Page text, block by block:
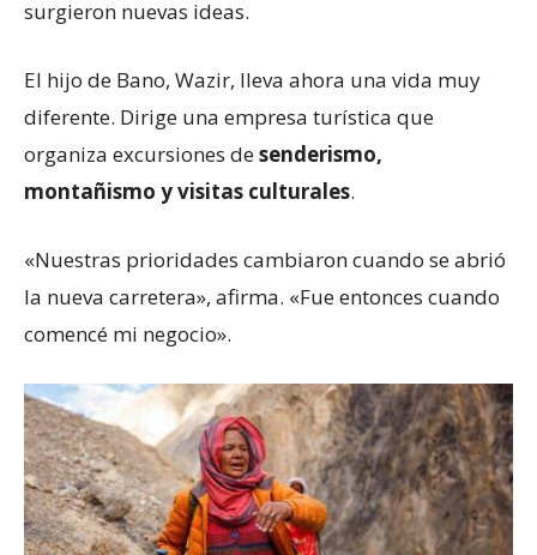
surgieron nuevas ideas.
El hijo de Bano, Wazir, lleva ahora una vida muy
diferente. Dirige una empresa turística que
organiza excursiones desenderismo,
montañismo y visitas culturales.
«Nuestras prioridades cambiaron cuando se abrió
la nueva carretera», afirma. «Fue entonces cuando
comencé mi negocio».